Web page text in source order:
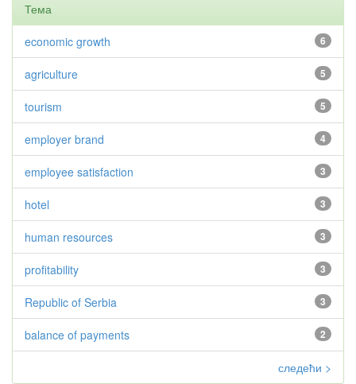
Тема
6
economic growth
5
agriculture
5
tourism
4
employer brand
3
employee satisfaction
3
hotel
3
human resources
3
profitability
3
Republic of Serbia
2
balance of payments
следећи >